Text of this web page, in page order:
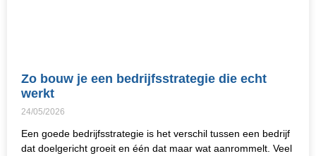
Zo bouw je een bedrijfsstrategie die echt
werkt
24/05/2026
Een goede bedrijfsstrategie is het verschil tussen een bedrijf
dat doelgericht groeit en één dat maar wat aanrommelt. Veel